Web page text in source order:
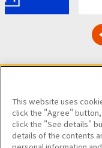
This website uses
click the "Agree"
click the "See details"
details of the contents